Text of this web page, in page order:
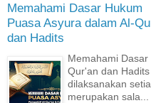
Memahami Dasar Hukum
Puasa Asyura dalam Al-
dan Hadits
Memahami Dasar
Qur'an dan
dilaksanakan
merupakan sala...